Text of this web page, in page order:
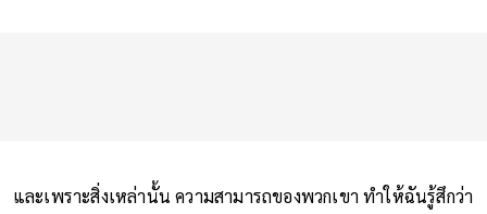
และเพราะสิ่งเหล่านั้น ความสามารถของพวกเขา ทำให้ฉันรู้สึกว่า